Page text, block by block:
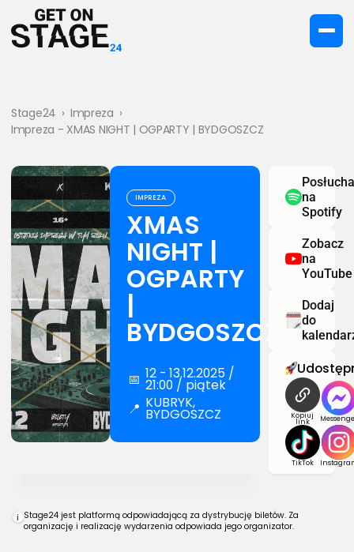
Stage24 › Impreza ›
Impreza - XMAS NIGHT | OGPARTY | BYDGOSZCZ
IMPREZA
XMAS
NIGHT |
OGPARTY
|
BYDGOSZCZ
📅 12 - 13.12.2025 /
21:00 / piątek
📍 KUBRYK,
BYDGOSZCZ
na
Spotify
Zobacz
na
YouTube
Dodaj
do
Kopiuj
link
TikTok
i Stage24 jest platformą odpowiadającą za dystrybucję biletów. Za
organizację i realizację wydarzenia odpowiada jego organizator.